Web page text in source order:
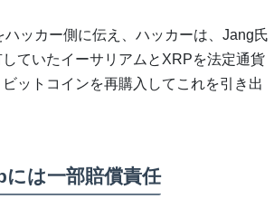
ッカー側に伝え、ハッカーは、Jang氏
ていたイーサリアムとXRPを法定通貨
ットコインを再購入してこれを引き出
は一部賠償責任